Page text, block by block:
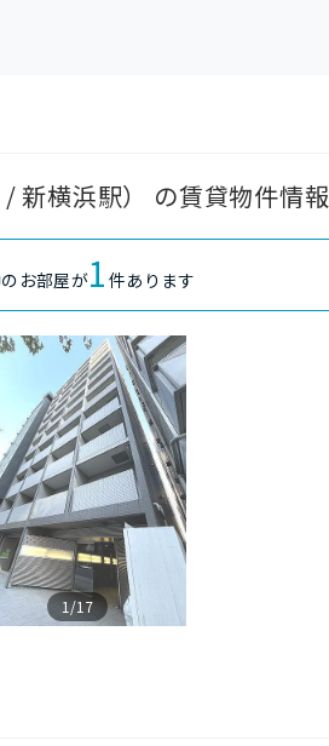
新横浜駅） の賃貸物件情報
お部屋が1 件あります
1/17